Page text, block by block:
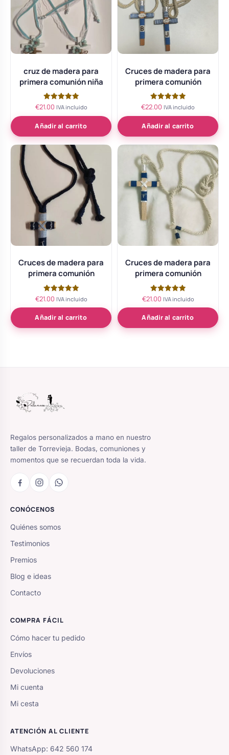
cruz de madera para
primera comunión niña
Valorado
5.00
de 5
€21.00 IVA incluido
Añadir al carrito
Cruces de madera para
primera comunión
Valorado
5.00
de 5
€22.00 IVA incluido
Añadir al carrito
Cruces de madera para
primera comunión
Valorado
con
5.00
de 5
€21.00 IVA incluido
Añadir al carrito
Cruces de madera para
primera comunión
Valorado
con
5.00
de 5
€21.00 IVA incluido
Añadir al carrito
Regalos personalizados a mano en nuestro
taller de Torrevieja. Bodas, comuniones y
momentos que se recuerdan toda la vida.
CONÓCENOS
Quiénes somos
Testimonios
Premios
Blog e ideas
Contacto
COMPRA FÁCIL
Cómo hacer tu pedido
Envíos
Devoluciones
Mi cuenta
Mi cesta
ATENCIÓN AL CLIENTE
WhatsApp: 642 560 174